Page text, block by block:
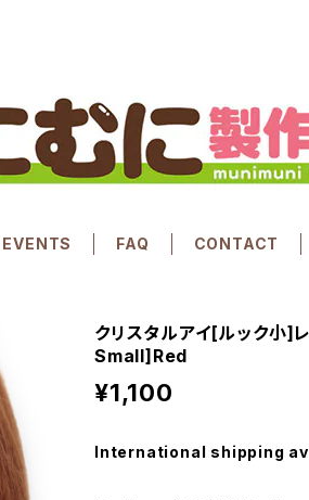
EVENTS FAQ CONTACT
クリスタルアイ[ルック
Small]Red
¥1,100
International shipping